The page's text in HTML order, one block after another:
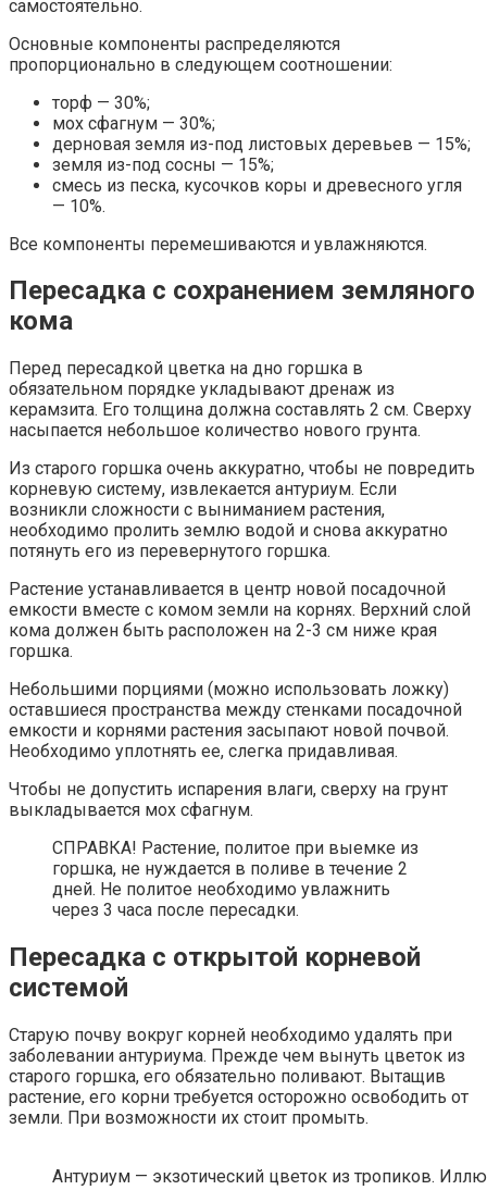
самостоятельно.
Основные компоненты распределяются
пропорционально в следующем соотношении:
торф — 30%;
мох сфагнум — 30%;
дерновая земля из-под листовых деревьев — 15%;
земля из-под сосны — 15%;
смесь из песка, кусочков коры и древесного угля
— 10%.
Все компоненты перемешиваются и увлажняются.
Пересадка с сохранением земляного
кома
Перед пересадкой цветка на дно горшка в
обязательном порядке укладывают дренаж из
керамзита. Его толщина должна составлять 2 см. Сверху
насыпается небольшое количество нового грунта.
Из старого горшка очень аккуратно, чтобы не повредить
корневую систему, извлекается антуриум. Если
возникли сложности с выниманием растения,
необходимо пролить землю водой и снова аккуратно
потянуть его из перевернутого горшка.
Растение устанавливается в центр новой посадочной
емкости вместе с комом земли на корнях. Верхний слой
кома должен быть расположен на 2-3 см ниже края
горшка.
Небольшими порциями (можно использовать ложку)
оставшиеся пространства между стенками посадочной
емкости и корнями растения засыпают новой почвой.
Необходимо уплотнять ее, слегка придавливая.
Чтобы не допустить испарения влаги, сверху на грунт
выкладывается мох сфагнум.
СПРАВКА! Растение, политое при выемке из
горшка, не нуждается в поливе в течение 2
дней. Не политое необходимо увлажнить
через 3 часа после пересадки.
Пересадка с открытой корневой
системой
Старую почву вокруг корней необходимо удалять при
заболевании антуриума. Прежде чем вынуть цветок из
старого горшка, его обязательно поливают. Вытащив
растение, его корни требуется осторожно освободить от
земли. При возможности их стоит промыть.
Антуриум — экзотический цветок из тропиков.